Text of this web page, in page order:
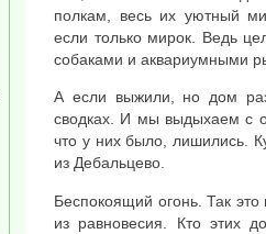
полкам, весь их уютный
если только мирок. Ведь
собаками и аквариумными
А если выжили, но дом
сводках. И мы выдыхаем с
что у них было, лишились.
из Дебальцево.
Беспокоящий огонь. Так
из равновесия. Кто этих